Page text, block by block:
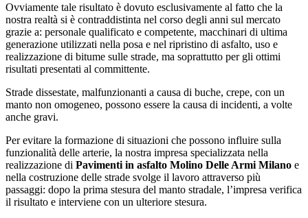
Ovviamente tale risultato è dovuto esclusivamente al fatto che la
nostra realtà si è contraddistinta nel corso degli anni sul mercato
grazie a: personale qualificato e competente, macchinari di ultima
generazione utilizzati nella posa e nel ripristino di asfalto, uso e
realizzazione di bitume sulle strade, ma soprattutto per gli ottimi
risultati presentati al committente.
Strade dissestate, malfunzionanti a causa di buche, crepe, con un
manto non omogeneo, possono essere la causa di incidenti, a volte
anche gravi.
Per evitare la formazione di situazioni che possono influire sulla
funzionalità delle arterie, la nostra impresa specializzata nella
realizzazione di Pavimenti in asfalto Molino Delle Armi Milano e
nella costruzione delle strade svolge il lavoro attraverso più
passaggi: dopo la prima stesura del manto stradale, l’impresa verifica
il risultato e interviene con un ulteriore stesura.